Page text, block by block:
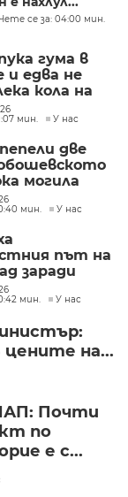
се за: 04:00 мин.
гума в
и едва не
кола на
път
мин.
У нас
две
могила
мин.
У нас
път на
заради
мин.
У нас
цените на...
Почти
по
е с...